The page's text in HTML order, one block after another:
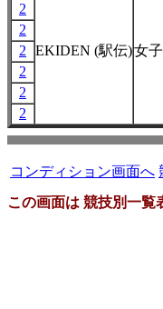
EKIDEN (駅伝)女子
2
2
2
2
2
2
コンディション画面へ
この画面は 競技別一覧